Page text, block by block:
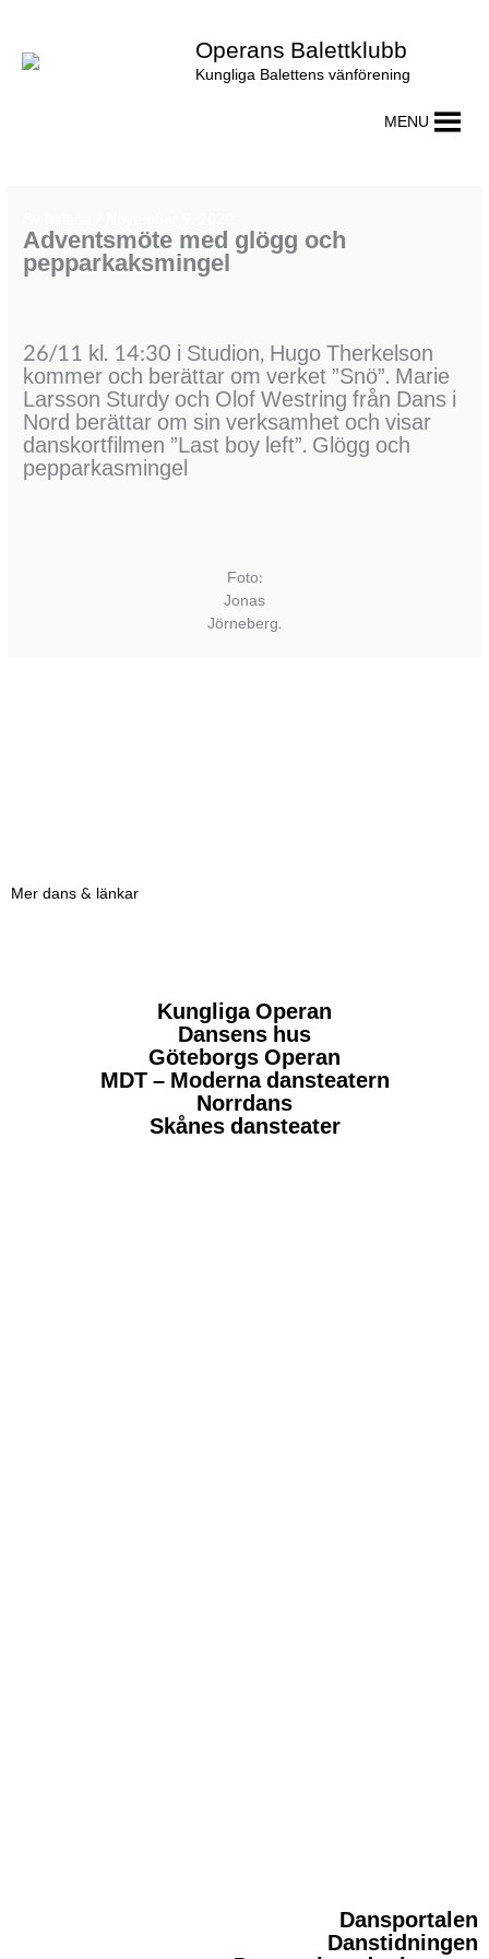
content
Operans Balettklubb
Kungliga Balettens vänförening
MENU
Adventsmöte med glögg och
pepparkaksmingel
26/11 kl. 14:30 i Studion, Hugo Therkelson
kommer och berättar om verket ”Snö”. Marie
Larsson Sturdy och Olof Westring från Dans i
Nord berättar om sin verksamhet och visar
danskortfilmen ”Last boy left”. Glögg och
pepparkasmingel
Foto:
Jonas
Jörneberg.
Mer dans & länkar
Kungliga Operan
Dansens hus
Göteborgs Operan
MDT – Moderna dansteatern
Norrdans
Skånes dansteater
Dansportalen
Danstidningen